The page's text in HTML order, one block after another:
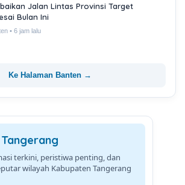
Jalan Lintas Provinsi Target
Bulan Ini
• 6 jam lalu
Ke Halaman Banten →
terkini, peristiwa penting, dan
wilayah Kabupaten Tangerang